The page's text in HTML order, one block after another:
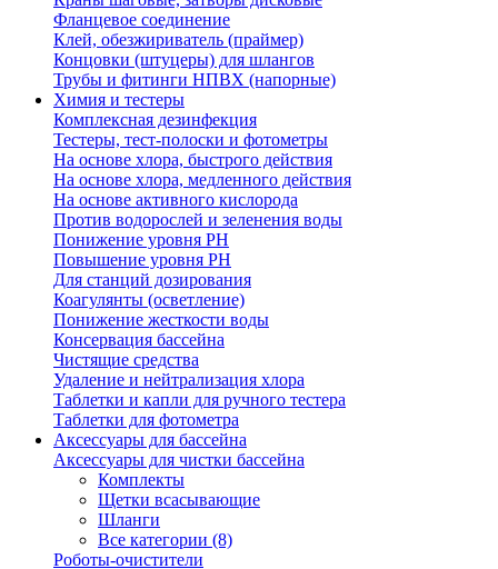
Фланцевое соединение
Клей, обезжириватель (праймер)
Концовки (штуцеры) для шлангов
Трубы и фитинги НПВХ (напорные)
Химия и тестеры
Комплексная дезинфекция
Тестеры, тест-полоски и фотометры
На основе хлора, быстрого действия
На основе хлора, медленного действия
На основе активного кислорода
Против водорослей и зеленения воды
Понижение уровня РН
Повышение уровня РН
Для станций дозирования
Коагулянты (осветление)
Понижение жесткости воды
Консервация бассейна
Чистящие средства
Удаление и нейтрализация хлора
Таблетки и капли для ручного тестера
Таблетки для фотометра
Аксессуары для бассейна
Аксессуары для чистки бассейна
Комплекты
Щетки всасывающие
Шланги
Все категории (8)
Роботы-очистители